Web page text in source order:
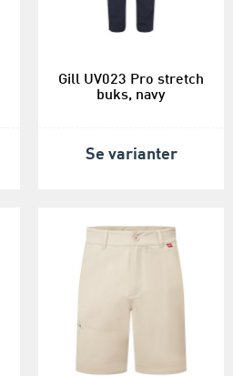
Gill UV023 Pro stretch
buks, navy
Se varianter